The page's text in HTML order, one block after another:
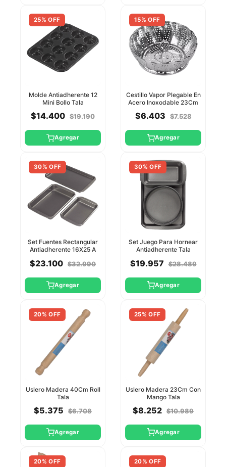
25% OFF
Molde Antiadherente 12
Mini Bollo Tala
$14.400 $19.190
Agregar
15% OFF
Cestillo Vapor Plegable En
Acero Inoxodable 23Cm
$6.403 $7.528
Agregar
30% OFF
Set Fuentes Rectangular
Antiadherente 16X25 A
$23.100 $32.990
Agregar
30% OFF
Set Juego Para Hornear
Antiadherente Tala
$19.957 $28.489
Agregar
20% OFF
Uslero Madera 40Cm Roll
Tala
$5.375 $6.708
Agregar
25% OFF
Uslero Madera 23Cm Con
Mango Tala
$8.252 $10.989
Agregar
20% OFF 20% OFF